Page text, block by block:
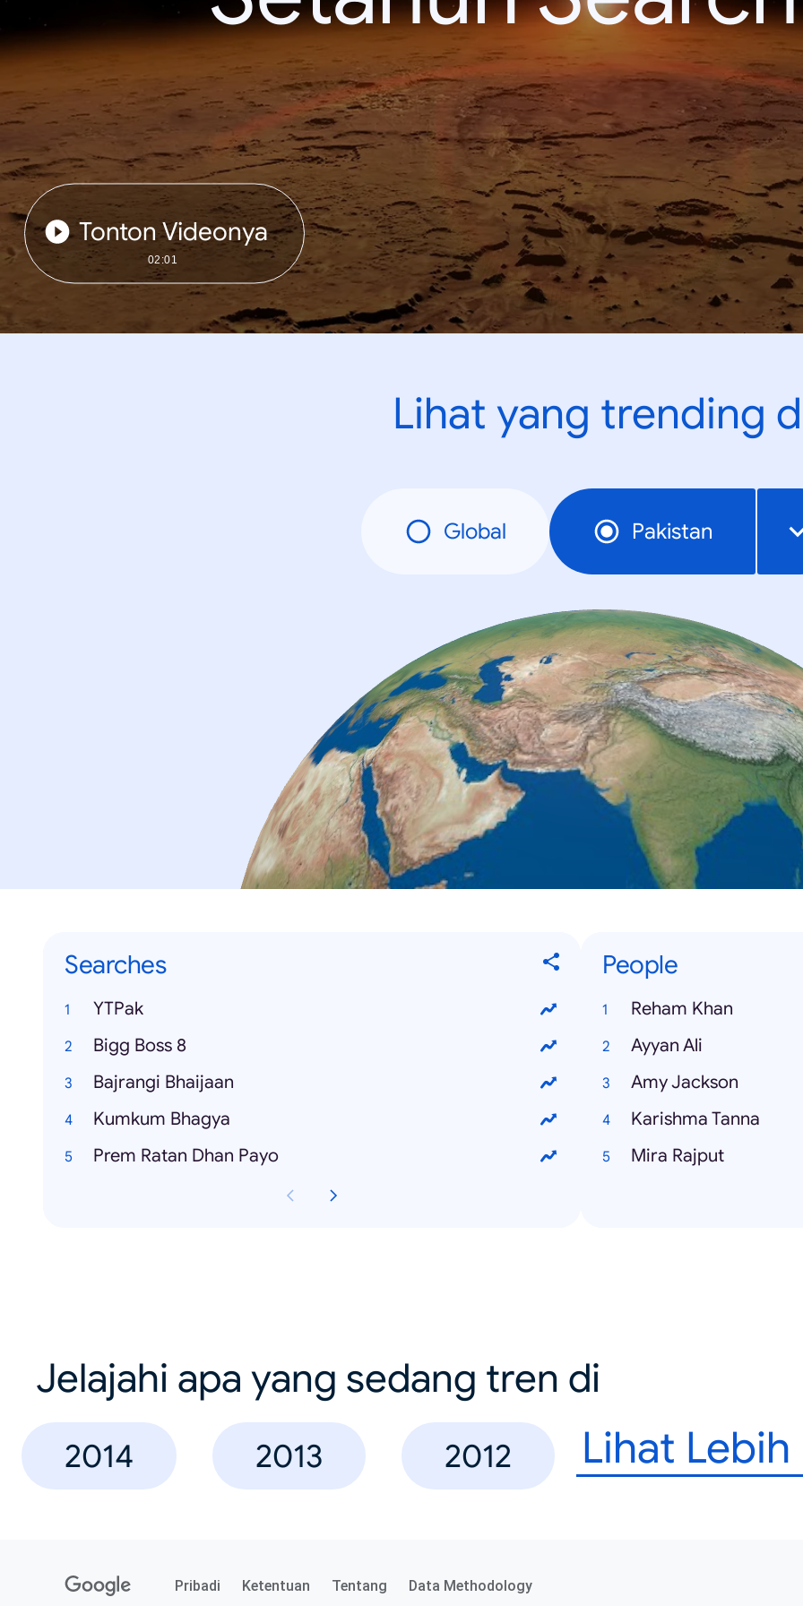
Tonton Videonya
02:01
Lihat yang trending
Global Pakistan
Searches
YTPak
Bigg Boss 8
Bajrangi Bhaijaan
Kumkum Bhagya
Prem Ratan Dhan Payo
People
Reham Khan
Ayyan Ali
Amy Jackson
Karishma Tanna
Mira Rajput
Jelajahi apa yang sedang tren di
2014 2013 2012 Lihat Lebih
Pribadi Ketentuan Tentang Data Methodology